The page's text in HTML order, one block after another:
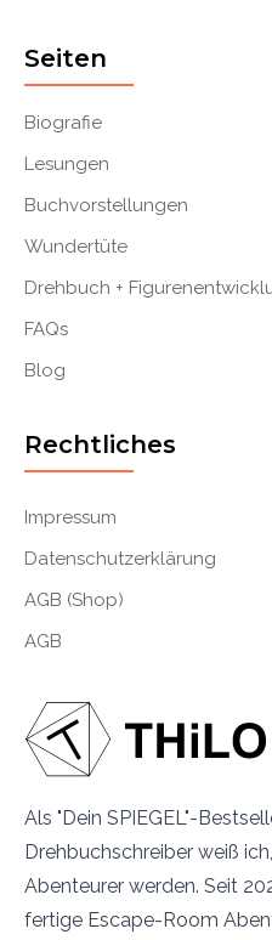
Als "Dein SPIEGEL"-
Drehbuchschreiber weiß
Abenteurer werden. Seit
fertige Escape-Room
Seiten
Biografie
Lesungen
Buchvorstellungen
Wundertüte
Drehbuch +
FAQs
Blog
Rechtliches
Impressum
Datenschutzerklärung
AGB (Shop)
AGB